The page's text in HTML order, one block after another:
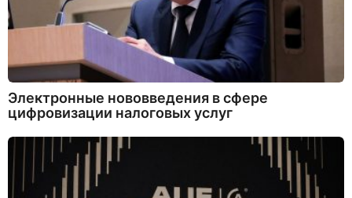
Электронные нововведения в сфере
цифровизации налоговых услуг